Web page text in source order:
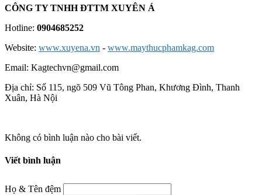
CÔNG TY TNHH ĐTTM XUYÊN Á
Hotline: 0904685252
Website: www.xuyena.vn - www.maythucphamkag.com
Email: Kagtechvn@gmail.com
Địa chỉ: Số 115, ngõ 509 Vũ Tông Phan, Khương Đình, Thanh
Xuân, Hà Nội
Không có bình luận nào cho bài viết.
Viết bình luận
Họ & Tên đệm